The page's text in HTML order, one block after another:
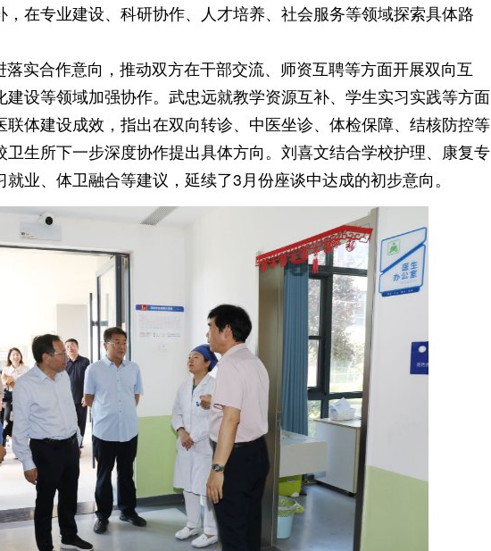
在专业建设、科研协作、人才培养、社会服务等领域探索具体路
实合作意向，推动双方在干部交流、师资互聘等方面开展双向互
设等领域加强协作。武忠远就教学资源互补、学生实习实践等方面
体建设成效，指出在双向转诊、中医坐诊、体检保障、结核防控等
生所下一步深度协作提出具体方向。刘喜文结合学校护理、康复专
业、体卫融合等建议，延续了3月份座谈中达成的初步意向。